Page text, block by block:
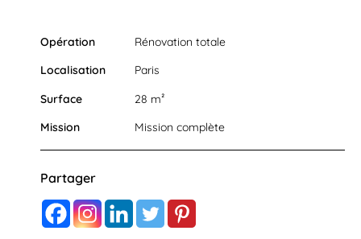
Opération
Rénovation totale
Localisation
Paris
Surface
28 m²
Mission
Mission complète
Partager